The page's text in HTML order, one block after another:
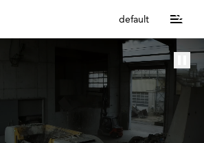
default